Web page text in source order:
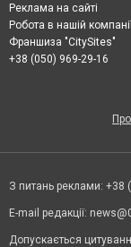
Реклама на сайті
Робота в нашій
Франшиза "CitySites"
+38 (050) 969-29-16
З питань реклами: +38
E-mail редакції:
Допускається